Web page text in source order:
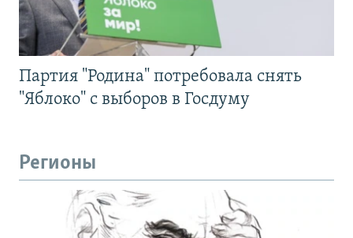
Партия "Родина" потребовала снять
"Яблоко" с выборов в Госдуму
Регионы